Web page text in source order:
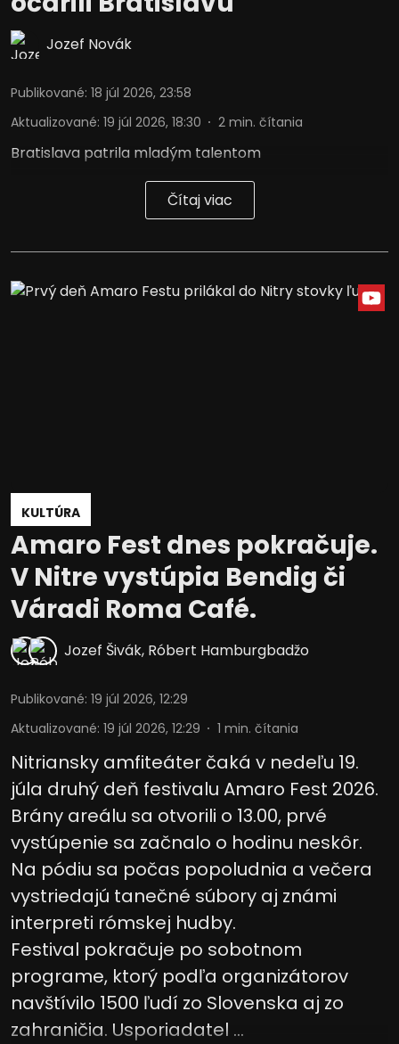
Jozef Novák
Publikované: 18 júl 2026, 23:58
Aktualizované: 19 júl 2026, 18:30 2 min. čítania
Bratislava patrila mladým talentom
Čítaj viac
KULTÚRA
Amaro Fest dnes pokračuje.
V Nitre vystúpia Bendig či
Váradi Roma Café.
Jozef Šivák, Róbert Hamburgbadžo
Publikované: 19 júl 2026, 12:29
Aktualizované: 19 júl 2026, 12:29 1 min. čítania
Nitriansky amfiteáter čaká v nedeľu 19.
júla druhý deň festivalu Amaro Fest 2026.
Brány areálu sa otvorili o 13.00, prvé
vystúpenie sa začnalo o hodinu neskôr.
Na pódiu sa počas popoludnia a večera
vystriedajú tanečné súbory aj známi
interpreti rómskej hudby.
Festival pokračuje po sobotnom
programe, ktorý podľa organizátorov
navštívilo 1500 ľudí zo Slovenska aj zo
zahraničia. Usporiadatel ...
Vývoj a zlepšovanie služieb
obsahu
Špeciálne funkcie IAB:
Používanie presných údajov o
geografickej polohe
Identifikácia zariadení na základe
aktívne vyžiadaných informácií
Výkon